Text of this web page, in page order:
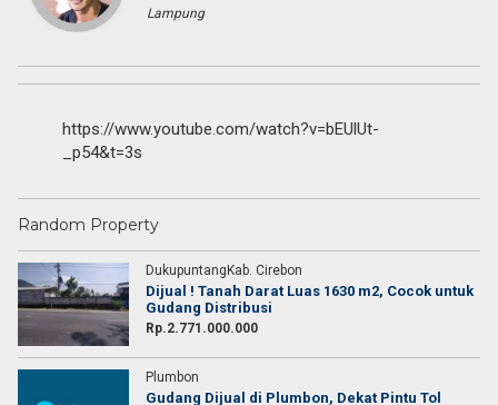
Lampung
https://www.youtube.com/watch?v=bEUlUt-
_p54&t=3s
Random Property
DukupuntangKab. Cirebon
Dijual ! Tanah Darat Luas 1630 m2, Cocok untuk
Gudang Distribusi
Rp.2.771.000.000
Plumbon
Gudang Dijual di Plumbon, Dekat Pintu Tol